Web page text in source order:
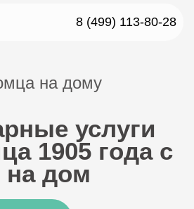
8 (499) 113-80-28
на дому
услуги
1905 года с
дом